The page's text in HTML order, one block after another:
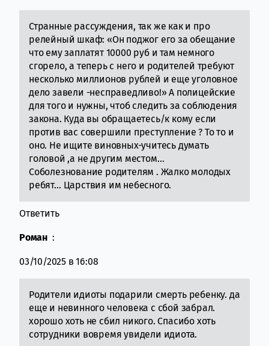
Странные рассуждения, так же как и про
релейный шкаф: «Он поджог его за обещание
что ему заплатят 10000 руб и там немного
сгорело, а теперь с него и родителей требуют
несколько миллионов рублей и еще уголовное
дело завели -несправедливо!» А полицейские
для того и нужны, чтоб следить за соблюдения
закона. Куда вы обращаетесь/к кому если
против вас совершили преступление ? То то и
оно. Не ищите виновных-учитесь думать
головой ,а не другим местом…
Соболезнование родителям . Жалко молодых
ребят… Царствия им небесного.
Ответить
Роман :
03/10/2025 в 16:08
Родители идиоты подарили смерть ребенку. да
еще и невинного человека с сбой забрал.
хорошо хоть не сбил никого. Спасибо хоть
сотрудники вовремя увидели идиота.